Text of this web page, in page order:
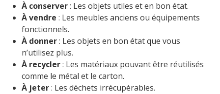
À conserver: Les objets utiles et en bon état.
À vendre : Les meubles anciens ou équipements
fonctionnels.
À donner: Les objets en bon état que vous
n’utilisez plus.
À recycler: Les matériaux pouvant être réutilisés
comme le métal et le carton.
À jeter: Les déchets irrécupérables.